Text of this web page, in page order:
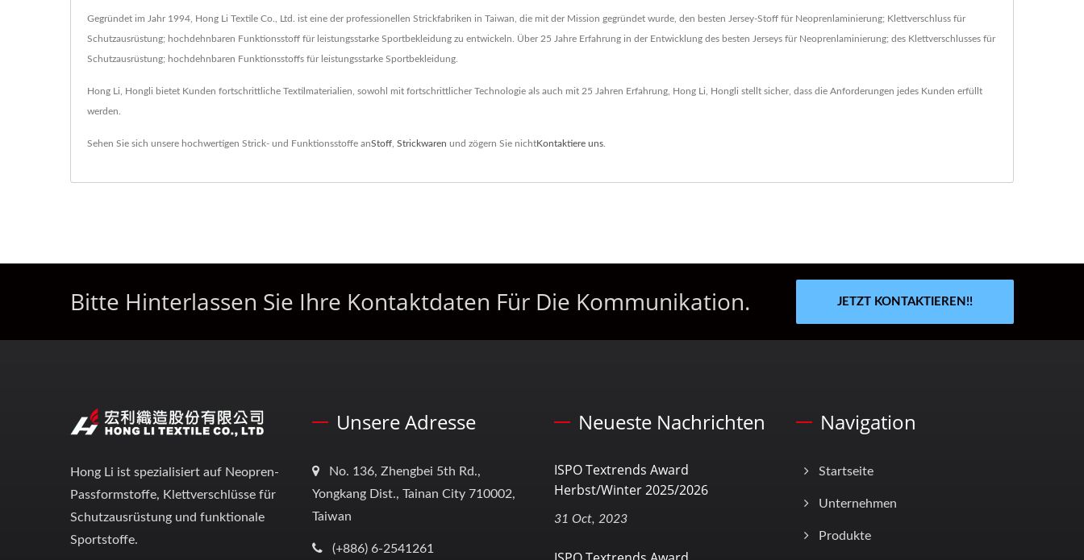
Gegründet im Jahr 1994, Hong Li Textile Co., Ltd. ist eine der professionellen Strickfabriken in Taiwan, die mit der Mission gegründet wurde, den besten Jersey-Stoff für Neoprenlaminierung; Klettverschluss für
Schutzausrüstung; hochdehnbaren Funktionsstoff für leistungsstarke Sportbekleidung zu entwickeln. Über 25 Jahre Erfahrung in der Entwicklung des besten Jerseys für Neoprenlaminierung; des Klettverschlusses für
Schutzausrüstung; hochdehnbaren Funktionsstoffs für leistungsstarke Sportbekleidung.
Hong Li, Hongli bietet Kunden fortschrittliche Textilmaterialien, sowohl mit fortschrittlicher Technologie als auch mit 25 Jahren Erfahrung, Hong Li, Hongli stellt sicher, dass die Anforderungen jedes Kunden erfüllt
werden.
Sehen Sie sich unsere hochwertigen Strick- und Funktionsstoffe anStoff Strickwaren und zögern Sie nichtKontaktiere uns
Bitte Hinterlassen Sie Ihre Kontaktdaten Für Die Kommunikation. JETZT KONTAKTIEREN!!
Hong Li ist spezialisiert auf Neopren-
Passformstoffe, Klettverschlüsse für
Schutzausrüstung und funktionale
Sportstoffe.
Unsere Adresse
No. 136, Zhengbei 5th Rd.,
Yongkang Dist., Tainan City 710002,
Taiwan
(+886) 6-2541261
Neueste Nachrichten
ISPO Textrends Award
Herbst/Winter 2025/2026
31 Oct, 2023
Navigation
Startseite
Unternehmen
Produkte